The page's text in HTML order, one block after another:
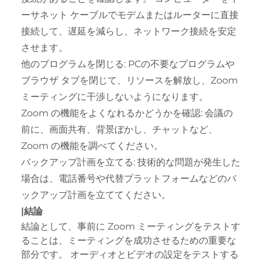
ーサネット ケーブルでモデムまたはルーターに直接
接続して、遅延を減らし、ネットワーク接続を安定
させます。
他のプログラムを閉じる: PCの不要なプログラムや
ブラウザ タブを閉じて、リソースを解放し、Zoom
ミーティングに干渉しないようになります。
Zoom の機能をよくなれるかどうかを確認: 会議の
前に、画面共有、背景ぼかし、チャットなど、
Zoom の機能を調べてください。
バックアップ計画を立てる: 技術的な問題が発生した
場合は、電話番号や代替プラットフォームなどのバ
ックアップ計画を立ててください。
|結論
結論として、事前に Zoom ミーティングをテストす
ることは、ミーティングを成功させるための重要な
部分です。 オーディオとビデオの設定をテストする